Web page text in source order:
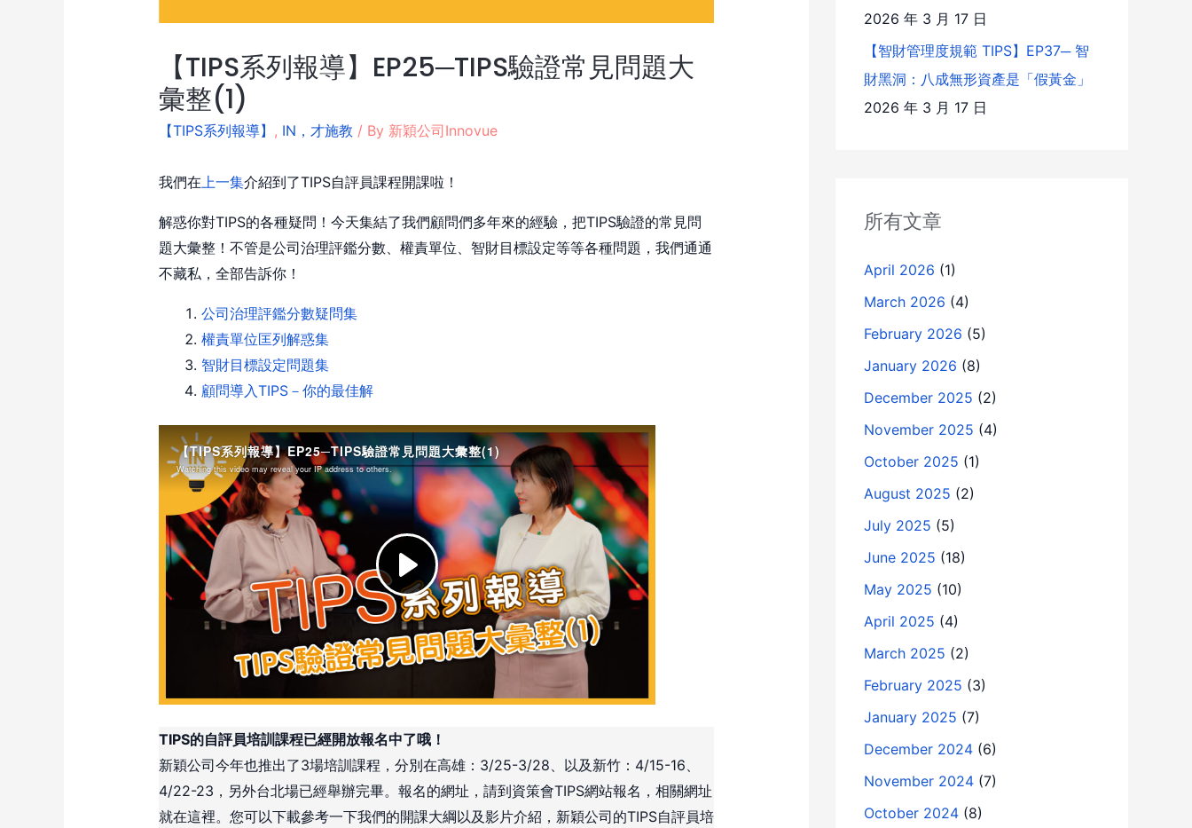
【TIPS系列報導】EP25─TIPS驗證常見問題大
彙整(1)
【TIPS系列報導】 , IN，才施教 / By 新穎公司Innovue
我們在 上一集介紹到了TIPS自評員課程開課啦！
解惑你對TIPS的各種疑問！今天集結了我們顧問們多年來的經驗，把TIPS驗證的常見問
題大彙整！不管是公司治理評鑑分數、權責單位、智財目標設定等等各種問題，我們通通
不藏私，全部告訴你！
公司治理評鑑分數疑問集
權責單位匡列解惑集
智財目標設定問題集
顧問導入TIPS－你的最佳解
TIPS的自評員培訓課程已經開放報名中了哦！
新穎公司今年也推出了3場培訓課程，分別在高雄：3/25-3/28、以及新竹：4/15-16、
4/22-23，另外台北場已經舉辦完畢。報名的網址，請到資策會TIPS網站報名，相關網址
就在這裡。您可以下載參考一下我們的開課大綱以及影片介紹，新穎公司的TIPS自評員培
2026 年 3 月 17 日
【智財管理度規範 TIPS】EP37─ 智
財黑洞：八成無形資產是「假黃金」
2026 年 3 月 17 日
所有文章
April 2026 (1)
March 2026 (4)
February 2026 (5)
January 2026 (8)
December 2025 (2)
November 2025 (4)
October 2025 (1)
August 2025 (2)
July 2025 (5)
June 2025 (18)
May 2025 (10)
April 2025 (4)
March 2025 (2)
February 2025 (3)
January 2025 (7)
December 2024 (6)
November 2024 (7)
October 2024 (8)